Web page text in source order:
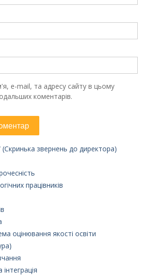
e-mail, та адресу сайту в цьому
коментарів.
звернень до директора)
працівників
оцінювання якості освіти